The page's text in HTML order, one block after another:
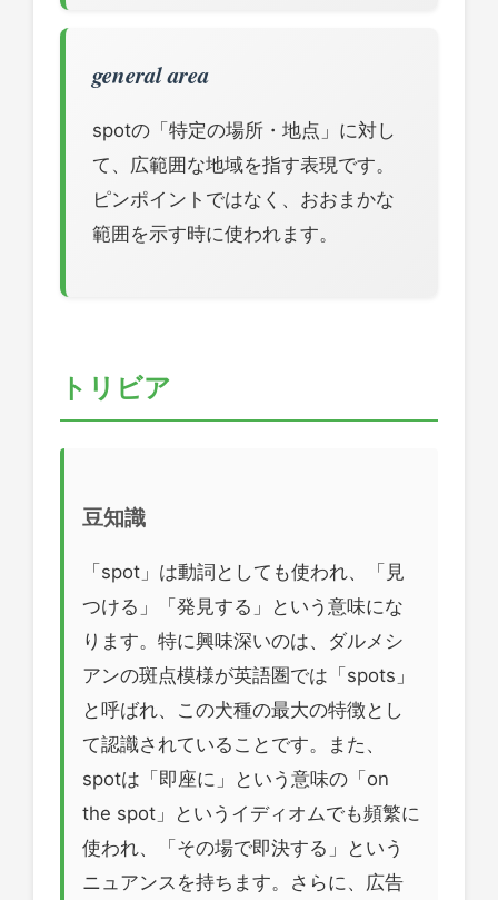
general area
spotの「特定の場所・地点」に対し
て、広範囲な地域を指す表現です。
ピンポイントではなく、おおまかな
範囲を示す時に使われます。
トリビア
豆知識
「spot」は動詞としても使われ、「見
つける」「発見する」という意味にな
ります。特に興味深いのは、ダルメシ
アンの斑点模様が英語圏では「spots」
と呼ばれ、この犬種の最大の特徴とし
て認識されていることです。また、
spotは「即座に」という意味の「on
the spot」というイディオムでも頻繁に
使われ、「その場で即決する」という
ニュアンスを持ちます。さらに、広告